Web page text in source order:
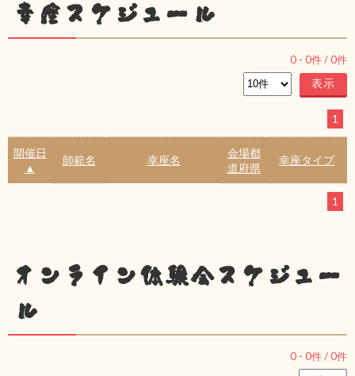
幸座スケジュール
0 - 0件 /0件
1
開催日
▲
師範名 幸座名
会場都
道府県
幸座タイプ
1
オンライン体験会スケジュー
ル
0 - 0件 /0件